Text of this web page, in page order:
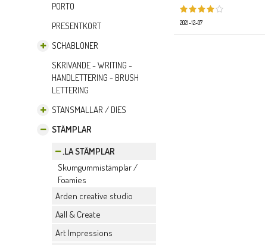
PORTO
PRESENTKORT
SCHABLONER
SKRIVANDE - WRITING -
HANDLETTERING - BRUSH
LETTERING
STANSMALLAR / DIES
STÄMPLAR
ALLA STÄMPLAR
Skumgummistämplar /
Foamies
Arden creative studio
Aall & Create
Art Impressions
2021-12-07